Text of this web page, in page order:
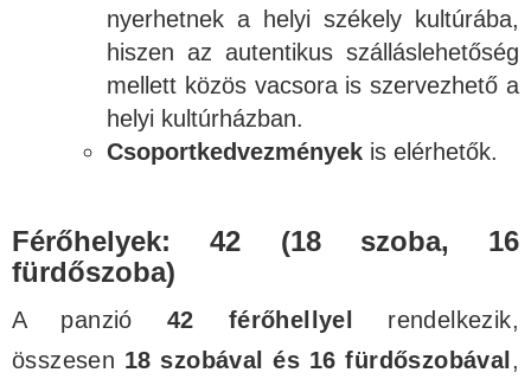
nyerhetnek a helyi székely kultúrába,
hiszen az autentikus szálláslehetőség
mellett közös vacsora is szervezhető a
helyi kultúrházban.
Csoportkedvezmények is elérhetők.
Férőhelyek: 42 (18 szoba, 16
fürdőszoba)
A panzió 42 férőhellyel
rendelkezik,
összesen 18 szobával és 16 fürdőszobával ,